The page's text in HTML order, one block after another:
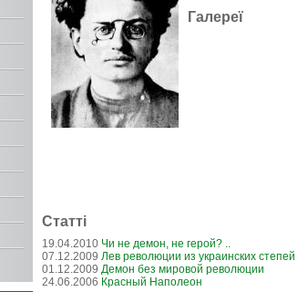
Галереї
Статті
19.04.2010 Чи не демон, не герой? ..
07.12.2009 Лев революции из украинских степей
01.12.2009 Демон без мировой революции
24.06.2006 Красный Наполеон